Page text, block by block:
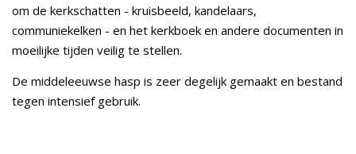
om de kerkschatten - kruisbeeld, kandelaars,
communiekelken - en het kerkboek en andere documenten in
moeilijke tijden veilig te stellen.
De middeleeuwse hasp is zeer degelijk gemaakt en bestand
tegen intensief gebruik.